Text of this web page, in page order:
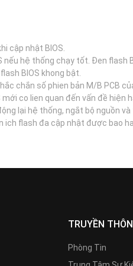
cập nhật BIOS.
nếu hệ thống chạy tốt. Đen
BIOS khong bật.
chắn số phien bản M/B PCB
mới co lien quan đến vấn đề hiện
lại hệ thống, ngắt bộ nguồn
ich flash đa cập nhật được bao
TRUYỀN
Phòng Tin